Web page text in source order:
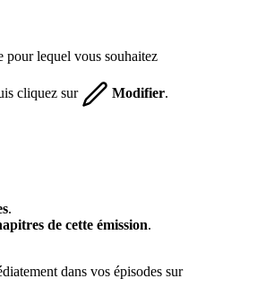
pour lequel vous souhaitez
cliquez sur Modifier
.
de cette émission.
dans vos épisodes sur